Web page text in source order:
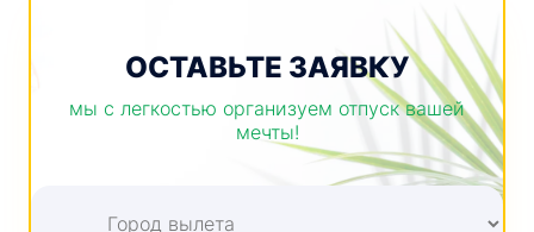
ОСТАВЬТЕ ЗАЯВКУ
мы с легкостью организуем отпуск вашей
мечты!